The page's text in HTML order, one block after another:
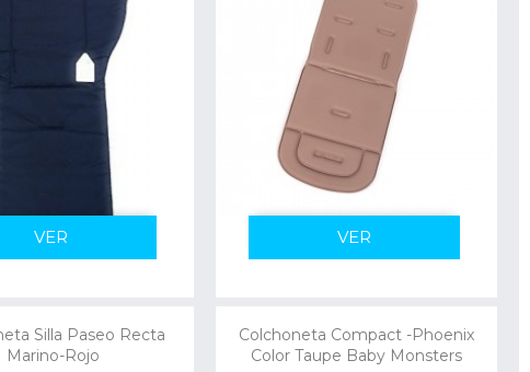
Silla Paseo Recta
Marino-Rojo
VER
Colchoneta Compact -Phoenix
Color Taupe Baby Monsters
VER